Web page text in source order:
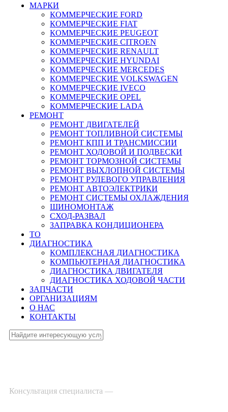
МАРКИ
КОММЕРЧЕСКИЕ FORD
КОММЕРЧЕСКИЕ FIAT
КОММЕРЧЕСКИЕ PEUGEOT
КОММЕРЧЕСКИЕ CITROEN
КОММЕРЧЕСКИЕ RENAULT
КОММЕРЧЕСКИЕ HYUNDAI
КОММЕРЧЕСКИЕ MERCEDES
КОММЕРЧЕСКИЕ VOLKSWAGEN
КОММЕРЧЕСКИЕ IVECO
КОММЕРЧЕСКИЕ OPEL
КОММЕРЧЕСКИЕ LADA
РЕМОНТ
РЕМОНТ ДВИГАТЕЛЕЙ
РЕМОНТ ТОПЛИВНОЙ СИСТЕМЫ
РЕМОНТ КПП И ТРАНСМИССИИ
РЕМОНТ ХОДОВОЙ И ПОДВЕСКИ
РЕМОНТ ТОРМОЗНОЙ СИСТЕМЫ
РЕМОНТ ВЫХЛОПНОЙ СИСТЕМЫ
РЕМОНТ РУЛЕВОГО УПРАВЛЕНИЯ
РЕМОНТ АВТОЭЛЕКТРИКИ
РЕМОНТ СИСТЕМЫ ОХЛАЖДЕНИЯ
ШИНОМОНТАЖ
СХОД-РАЗВАЛ
ЗАПРАВКА КОНДИЦИОНЕРА
ТО
ДИАГНОСТИКА
КОМПЛЕКСНАЯ ДИАГНОСТИКА
КОМПЬЮТЕРНАЯ ДИАГНОСТИКА
ДИАГНОСТИКА ДВИГАТЕЛЯ
ДИАГНОСТИКА ХОДОВОЙ ЧАСТИ
ЗАПЧАСТИ
ОРГАНИЗАЦИЯМ
О НАС
КОНТАКТЫ
Консультация специалиста —